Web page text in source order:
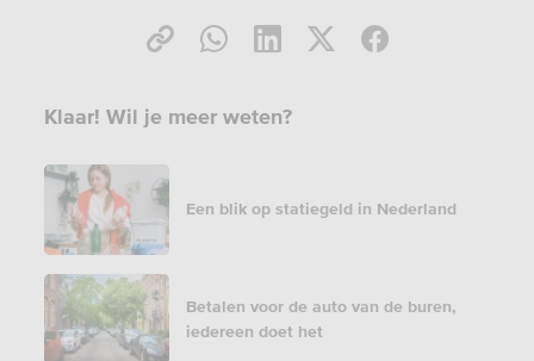
Klaar! Wil je meer weten?
Een blik op statiegeld in Nederland
Betalen voor de auto van de buren,
iedereen doet het